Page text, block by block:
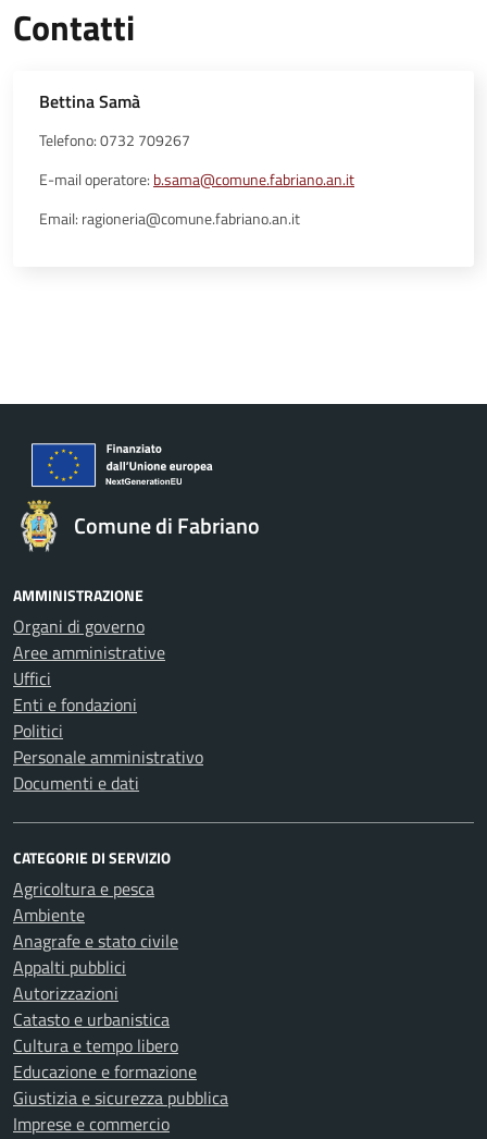
Contatti
Bettina Samà
Telefono: 0732 709267
E-mail operatore: b.sama@comune.fabriano.an.it
Email: ragioneria@comune.fabriano.an.it
Comune di Fabriano
AMMINISTRAZIONE
Organi di governo
Aree amministrative
Uffici
Enti e fondazioni
Politici
Personale amministrativo
Documenti e dati
CATEGORIE DI SERVIZIO
Agricoltura e pesca
Ambiente
Anagrafe e stato civile
Appalti pubblici
Autorizzazioni
Catasto e urbanistica
Cultura e tempo libero
Educazione e formazione
Giustizia e sicurezza pubblica
Imprese e commercio